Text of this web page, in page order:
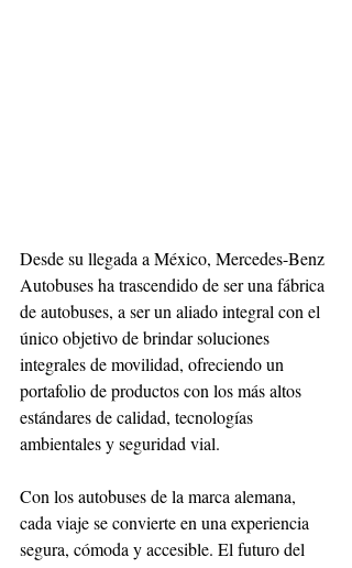
Desde su llegada a México, Mercedes-Benz
Autobuses ha trascendido de ser una fábrica
de autobuses, a ser un aliado integral con el
único objetivo de brindar soluciones
integrales de movilidad, ofreciendo un
portafolio de productos con los más altos
estándares de calidad, tecnologías
ambientales y seguridad vial.
Con los autobuses de la marca alemana,
cada viaje se convierte en una experiencia
segura, cómoda y accesible. El futuro del